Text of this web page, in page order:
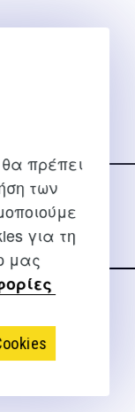
πρέπει
των
για τη
μας
μέσω του